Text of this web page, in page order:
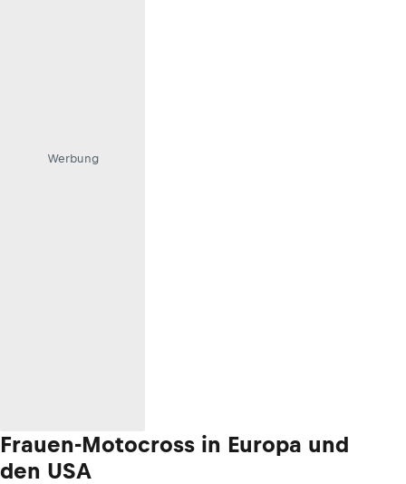
Werbung
Frauen-Motocross in Europa und
den USA